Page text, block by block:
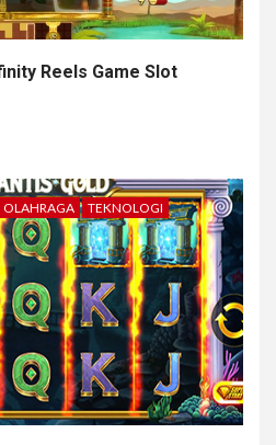
Reels Game Slot
OLAHRAGA TEKNOLOGI